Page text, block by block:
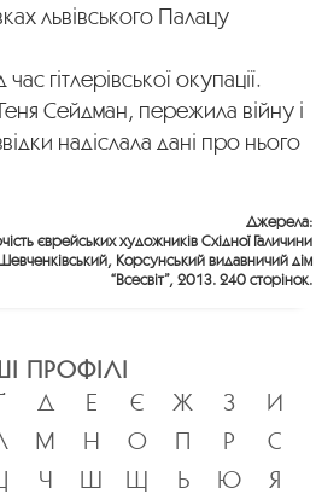
львівського Палацу
гітлерівської окупації.
Сейдман, пережила війну і
надіслала дані про нього
Джерела:
єврейських художників Східної Галичини
Корсунський видавничий дім
“Всесвіт”, 2013. 240 сторінок.
ПРОФІЛІ
Д Е Є Ж З
И
М Н О П Р
С
Ч Ш Щ Ь Ю Я